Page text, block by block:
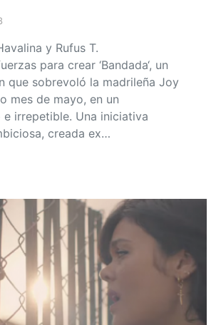
y Rufus T.
para crear ‘Bandada‘, un
que sobrevoló la madrileña Joy
mes de mayo, en un
irrepetible. Una iniciativa
creada ex…